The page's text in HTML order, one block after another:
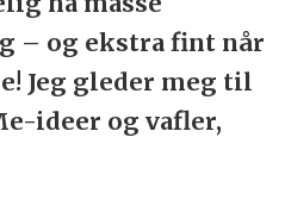
– og ekstra fint når
Jeg gleder meg til
ideer og vafler,